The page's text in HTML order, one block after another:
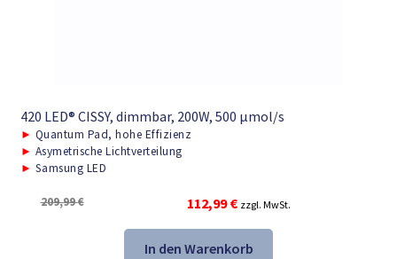
420 LED® CISSY, dimmbar, 200W, 500 μmol/s
► Quantum Pad, hohe Effizienz
► Asymetrische Lichtverteilung
► Samsung LED
209,99€
Ursprünglicher
Preis
war:
112,99€Aktueller
Preis
ist:
zzgl. MwSt.
In den Warenkorb